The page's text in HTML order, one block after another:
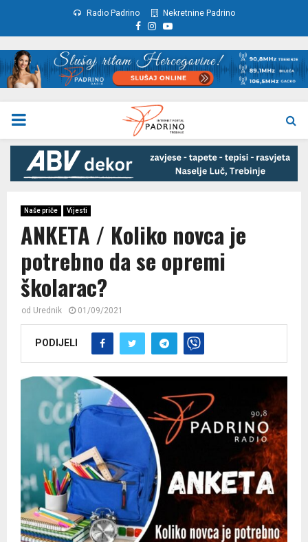
Radio Padrino Nekretnine Padrino
Facebook
Instagram
Youtube
PRIMARY
MENU
Naše priče Vijesti
ANKETA / Koliko novca je
potrebno da se opremi
školarac?
od Urednik 01/09/2021
PODIJELI